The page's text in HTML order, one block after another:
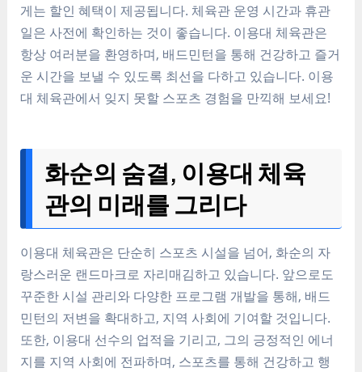
게는 할인 혜택이 제공됩니다. 체육관 운영 시간과 휴관
일은 사전에 확인하는 것이 좋습니다. 이용대 체육관은
항상 여러분을 환영하며, 배드민턴을 통해 건강하고 즐거
운 시간을 보낼 수 있도록 최선을 다하고 있습니다. 이용
대 체육관에서 잊지 못할 스포츠 경험을 만끽해 보세요!
화순의 숨결, 이용대 체육
관의 미래를 그리다
이용대 체육관은 단순히 스포츠 시설을 넘어, 화순의 자
랑스러운 랜드마크로 자리매김하고 있습니다. 앞으로도
꾸준한 시설 관리와 다양한 프로그램 개발을 통해, 배드
민턴의 저변을 확대하고, 지역 사회에 기여할 것입니다.
또한, 이용대 선수의 업적을 기리고, 그의 긍정적인 에너
지를 지역 사회에 전파하며, 스포츠를 통해 건강하고 행